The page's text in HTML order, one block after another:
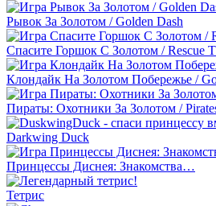
Рывок За Золотом / Golden Dash
Спасите Горшок С Золотом / Rescue
Клондайк На Золотом Побережье /
Пираты: Охотники За Золотом /
Darkwing Duck
Принцессы Диснея: Знакомства…
Тетрис